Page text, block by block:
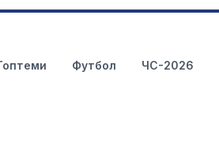
Футбол ЧС-2026